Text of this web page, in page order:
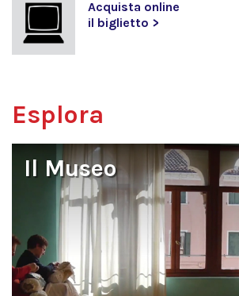
Acquista online
il biglietto >
Esplora
Il Museo